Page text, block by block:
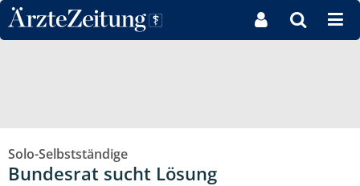
Direkt zum Inhaltsbereich
Solo-Selbstständige
Bundesrat sucht Lösung